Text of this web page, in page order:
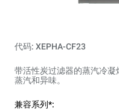
代码: XEPHA-CF23
带活性炭过滤器的蒸汽冷
蒸汽和异味。
兼容系列*: